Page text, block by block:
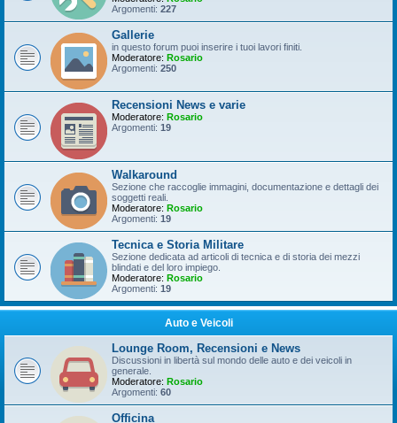
Argomenti: 227
Gallerie
in questo forum puoi inserire i tuoi lavori finiti.
Moderatore: Rosario
Argomenti: 250
Recensioni News e varie
Moderatore: Rosario
Argomenti: 19
Walkaround
Sezione che raccoglie immagini, documentazione e dettagli dei
soggetti reali.
Moderatore: Rosario
Argomenti: 19
Tecnica e Storia Militare
Sezione dedicata ad articoli di tecnica e di storia dei mezzi
blindati e del loro impiego.
Moderatore: Rosario
Argomenti: 19
Auto e Veicoli
Lounge Room, Recensioni e News
Discussioni in libertà sul mondo delle auto e dei veicoli in
generale.
Moderatore: Rosario
Argomenti: 60
Officina